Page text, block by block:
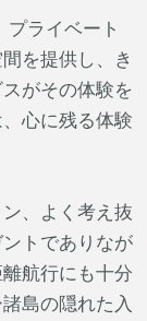
ライベート
を提供し、き
がその体験を
心に残る体験
、よく考え抜
トでありなが
航行にも十分
島の隠れた入